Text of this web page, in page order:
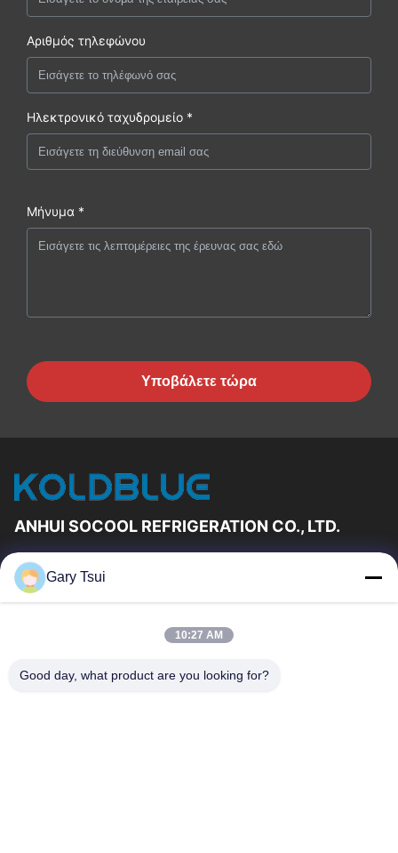
Αριθμός τηλεφώνου
Ηλεκτρονικό ταχυδρομείο *
Μήνυμα *
Υποβάλετε τώρα
ANHUI SOCOOL REFRIGERATION CO., LTD.
Γρήγορες Συνδέσεις
Σπίτι
Προϊόντα
Περίπου Εμείς
Μας Ελάτε Σε Επαφή Με
Ζητήστε Ένα Απόσπασμα
Gary Tsui
10:27 AM
Good day, what product are you looking for?